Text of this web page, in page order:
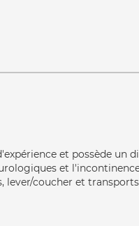
et possède un
et
lever/coucher et